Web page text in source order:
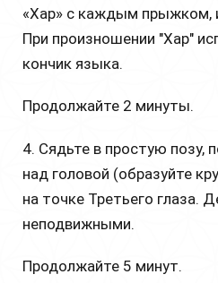
«Хар» с каждым прыжком,
При произношении "Хар"
кончик языка.
Продолжайте 2 минуты.
4. Сядьте в простую позу,
над головой (образуйте
на точке Третьего глаза.
неподвижными.
Продолжайте 5 минут.